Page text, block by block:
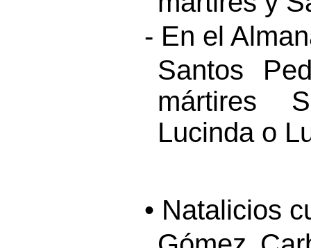
- En el
Santos
mártires
Lucinda o
• Natalicios